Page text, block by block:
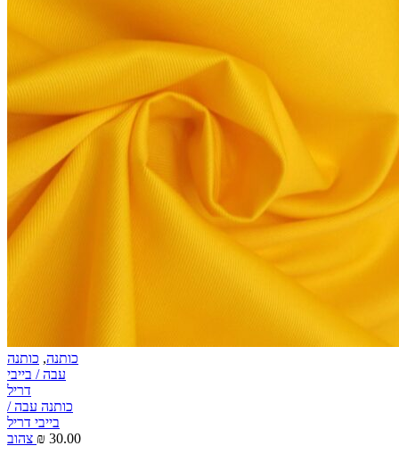
כותנה, כותנה
עבה / בייבי
דריל
כותנה עבה /
בייבי דריל
₪ 30.00